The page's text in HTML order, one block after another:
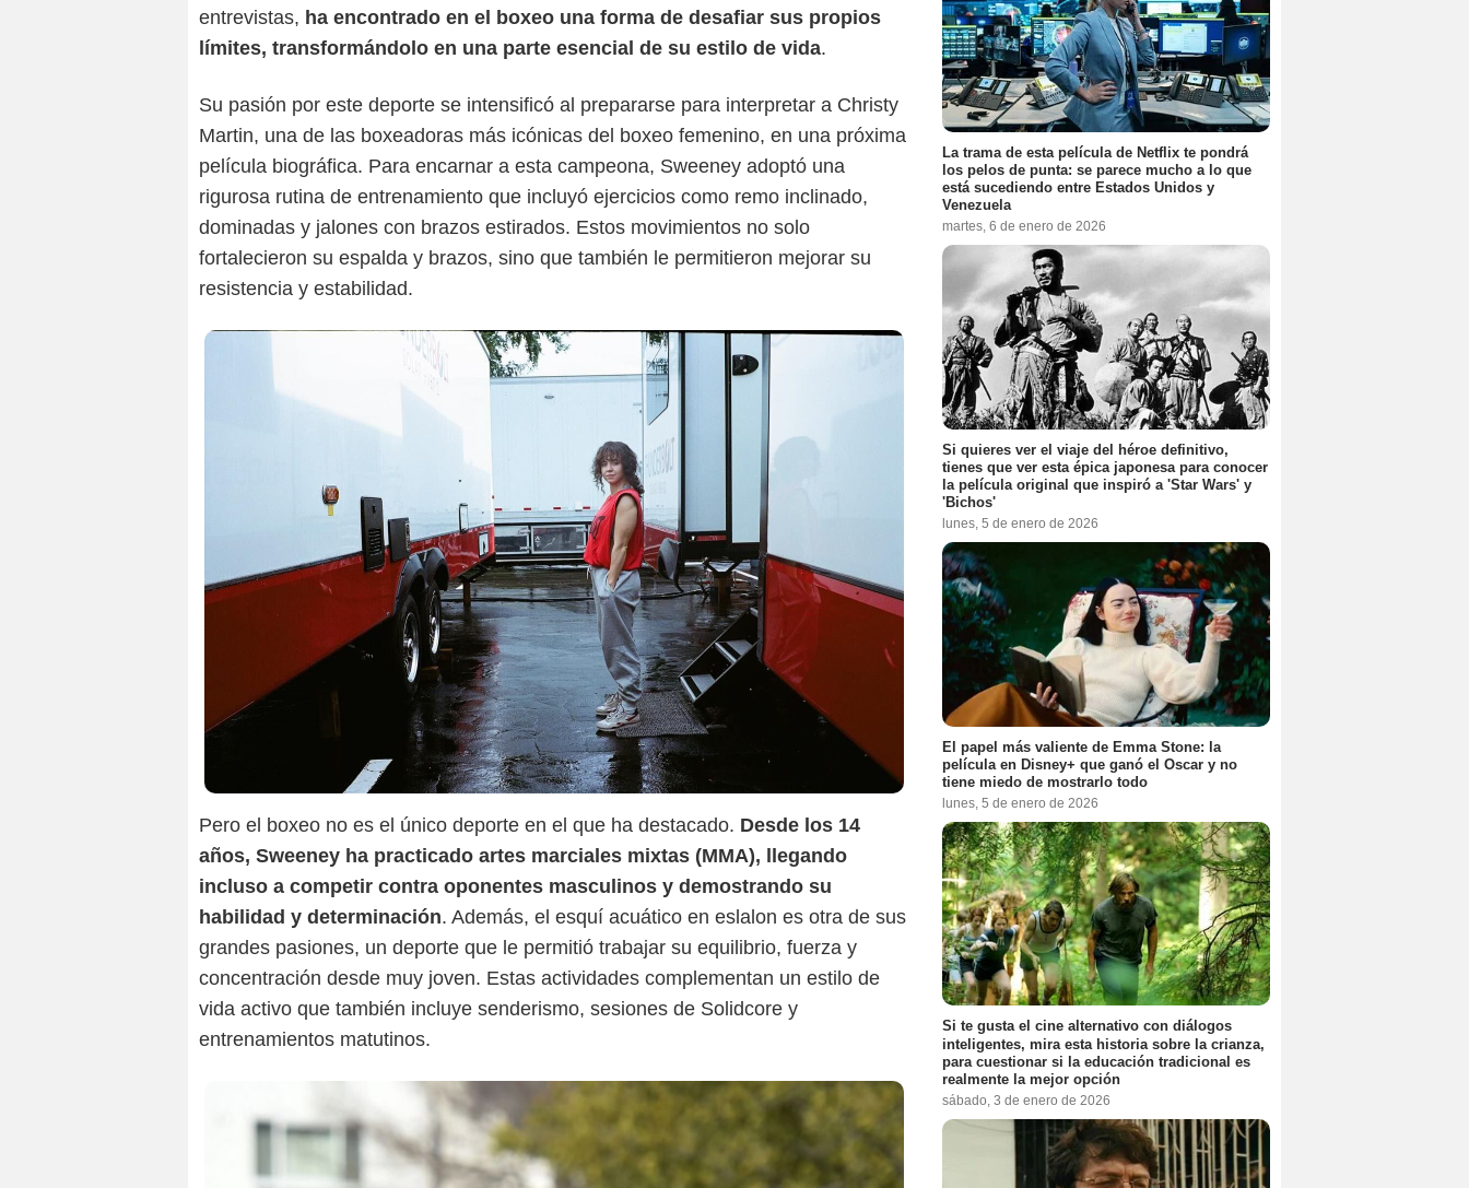
entrevistas, ha encontrado en el boxeo una forma de desafiar sus propios
límites, transformándolo en una parte esencial de su estilo de vida.
Su pasión por este deporte se intensificó al prepararse para interpretar a Christy
Martin, una de las boxeadoras más icónicas del boxeo femenino, en una próxima
película biográfica. Para encarnar a esta campeona, Sweeney adoptó una
rigurosa rutina de entrenamiento que incluyó ejercicios como remo inclinado,
dominadas y jalones con brazos estirados. Estos movimientos no solo
fortalecieron su espalda y brazos, sino que también le permitieron mejorar su
resistencia y estabilidad.
Pero el boxeo no es el único deporte en el que ha destacado. Desde los 14
años, Sweeney ha practicado artes marciales mixtas (MMA), llegando
incluso a competir contra oponentes masculinos y demostrando su
habilidad y determinación. Además, el esquí acuático en eslalon es otra de sus
grandes pasiones, un deporte que le permitió trabajar su equilibrio, fuerza y
concentración desde muy joven. Estas actividades complementan un estilo de
vida activo que también incluye senderismo, sesiones de Solidcore y
entrenamientos matutinos.
Shutterstock
La trama de esta película de Netflix te pondrá
los pelos de punta: se parece mucho a lo que
está sucediendo entre Estados Unidos y
Venezuela
martes, 6 de enero de 2026
Si quieres ver el viaje del héroe definitivo,
tienes que ver esta épica japonesa para conocer
la película original que inspiró a 'Star Wars' y
'Bichos'
lunes, 5 de enero de 2026
El papel más valiente de Emma Stone: la
película en Disney+ que ganó el Oscar y no
tiene miedo de mostrarlo todo
lunes, 5 de enero de 2026
Si te gusta el cine alternativo con diálogos
inteligentes, mira esta historia sobre la crianza,
para cuestionar si la educación tradicional es
realmente la mejor opción
sábado, 3 de enero de 2026